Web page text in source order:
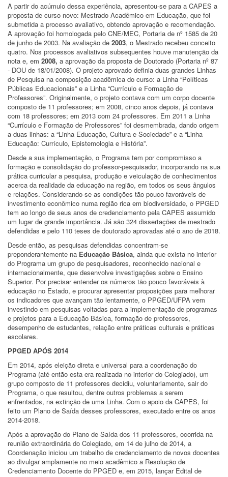
A partir do acúmulo dessa experiência, apresentou-se para a CAPES a
proposta de curso novo: Mestrado Acadêmico em Educação, que foi
submetida a processo avaliativo, obtendo aprovação e recomendação.
A aprovação foi homologada pelo CNE/MEC, Portaria de nº 1585 de 20
de junho de 2003. Na avaliação de 2003, o Mestrado recebeu conceito
quatro. Nos processos avaliativos subsequentes houve manutenção da
nota e, em 2008, a aprovação da proposta de Doutorado (Portaria nº 87
- DOU de 18/01/2008). O projeto aprovado definia duas grandes Linhas
de Pesquisa na composição acadêmica do curso: a Linha “Políticas
Públicas Educacionais” e a Linha “Currículo e Formação de
Professores”. Originalmente, o projeto contava com um corpo docente
composto de 11 professores; em 2008, cinco anos depois, já contava
com 18 professores; em 2013 com 24 professores. Em 2011 a Linha
“Currículo e Formação de Professores” foi desmembrada, dando origem
a duas linhas: a “Linha Educação, Cultura e Sociedade” e a “Linha
Educação: Currículo, Epistemologia e História”.
Desde a sua implementação, o Programa tem por compromisso a
formação e consolidação do professor-pesquisador, incorporando na sua
prática curricular a pesquisa, produção e veiculação de conhecimentos
acerca da realidade da educação na região, em todos os seus ângulos
e relações. Considerando-se as condições tão pouco favoráveis de
investimento econômico numa região rica em biodiversidade, o PPGED
tem ao longo de seus anos de credenciamento pela CAPES assumido
um lugar de grande importância. Já são 324 dissertações de mestrado
defendidas e pelo 110 teses de doutorado aprovadas até o ano de 2018.
Desde então, as pesquisas defendidas concentram-se
preponderantemente na Educação Básica, ainda que exista no interior
do Programa um grupo de pesquisadores, reconhecido nacional e
internacionalmente, que desenvolve investigações sobre o Ensino
Superior. Por precisar entender os números tão pouco favoráveis à
educação no Estado, e procurar apresentar proposições para melhorar
os indicadores que avançam tão lentamente, o PPGED/UFPA vem
investindo em pesquisas voltadas para a implementação de programas
e projetos para a Educação Básica, formação de professores,
desempenho de estudantes, relação entre práticas culturais e práticas
escolares.
PPGED APÓS 2014
Em 2014, após eleição direta e universal para a coordenação do
Programa (até então esta era realizada no interior do Colegiado), um
grupo composto de 11 professores decidiu, voluntariamente, sair do
Programa, o que resultou, dentre outros problemas a serem
enfrentados, na extinção de uma Linha. Com o apoio da CAPES, foi
feito um Plano de Saída desses professores, executado entre os anos
2014-2018.
Após a aprovação do Plano de Saída dos 11 professores, ocorrida na
reunião extraordinária do Colegiado, em 14 de julho de 2014, a
Coordenação iniciou um trabalho de credenciamento de novos docentes
ao divulgar amplamente no meio acadêmico a Resolução de
Credenciamento Docente do PPGED e, em 2015, lançar Edital de